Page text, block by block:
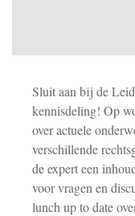
Sluit aan bij de
kennisdeling! Op
over actuele
verschillende
de expert een
voor vragen en
lunch up to date